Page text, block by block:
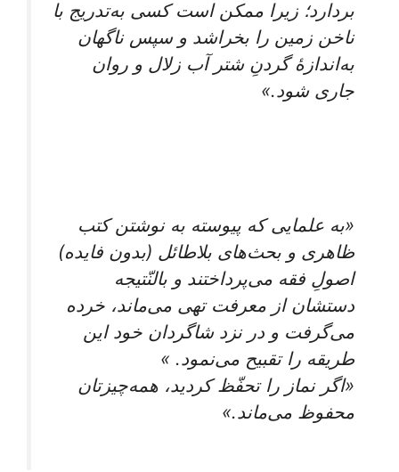
بردارد؛ زیرا ممکن است کسی به‌تدریج با
ناخن زمین را بخراشد و سپس ناگهان
به‌اندازۀ گردنِ شتر آب زلال و روان
جاری شود.»
«به علمایی که پیوسته به نوشتن کتب
ظاهری و بحث‌های بلاطائل (بدون فایده)
اصولِ فقه می‌پرداختند و بالنّتیجه
دستشان از معرفت تهی می‌ماند، خرده
می‌گرفت و در نزد شاگردان خود این
طریقه را تقبیح می‌نمود. »
«اگر نماز را تحفّظ کردید، همه‌چیزتان
محفوظ می‌ماند.»